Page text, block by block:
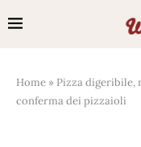
Home » Pizza digeribile,
conferma dei pizzaioli